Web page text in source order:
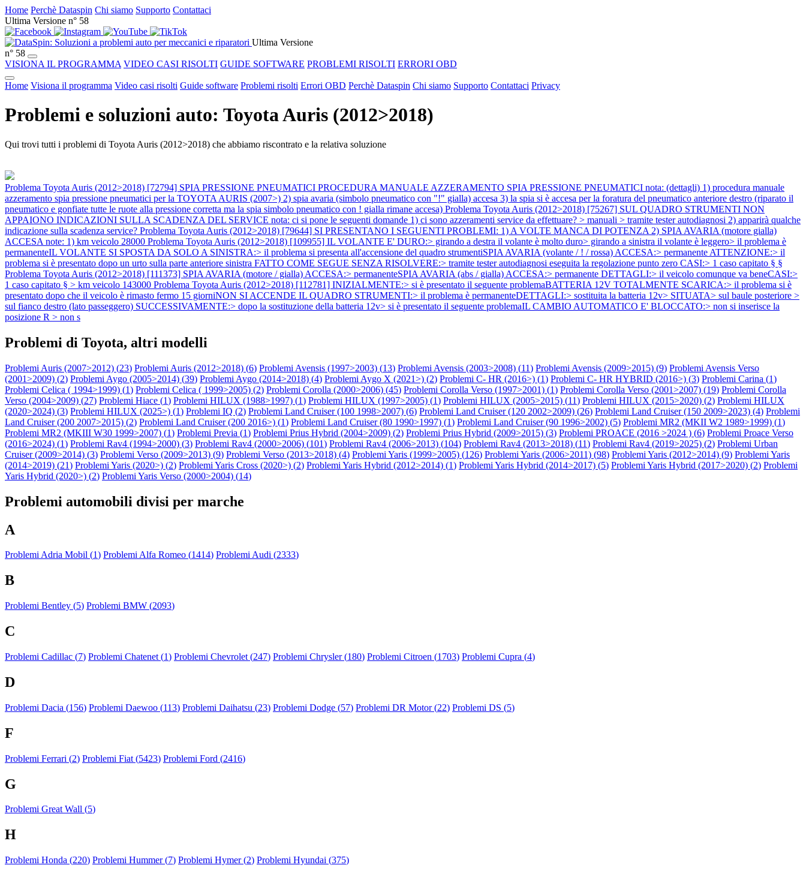
Home Perchè Dataspin Chi siamo Supporto Contattaci
Ultima Versione n° 58
Ultima Versione
n° 58
VISIONA IL PROGRAMMA VIDEO CASI RISOLTI GUIDE SOFTWARE PROBLEMI RISOLTI ERRORI OBD
Home Visiona il programma Video casi risolti Guide software Problemi risolti Errori OBD Perchè Dataspin Chi siamo Supporto Contattaci Privacy
Problemi e soluzioni auto: Toyota Auris (2012>2018)
Qui trovi tutti i problemi di Toyota Auris (2012>2018) che abbiamo riscontrato e la relativa soluzione
Problema Toyota Auris (2012>2018) [72794] SPIA PRESSIONE PNEUMATICI PROCEDURA MANUALE AZZERAMENTO SPIA PRESSIONE PNEUMATICI nota: (dettagli) 1) procedura manuale
azzeramento spia pressione pneumatici per la TOYOTA AURIS (2007>) 2) spia avaria (simbolo pneumatico con "!" gialla) accesa 3) la spia si è accesa per la foratura del pneumatico anteriore destro (riparato il
pneumatico e gonfiate tutte le ruote alla pressione corretta ma la spia simbolo pneumatico con ! gialla rimane accesa) Problema Toyota Auris (2012>2018) [75267] SUL QUADRO STRUMENTI NON
APPAIONO INDICAZIONI SULLA SCADENZA DEL SERVICE nota: ci si pone le seguenti domande 1) ci sono azzeramenti service da effettuare? > manuali > tramite tester autodiagnosi 2) apparirà qualche
indicazione sulla scadenza service? Problema Toyota Auris (2012>2018) [79644] SI PRESENTANO I SEGUENTI PROBLEMI: 1) A VOLTE MANCA DI POTENZA 2) SPIA AVARIA (motore gialla)
ACCESA note: 1) km veicolo 28000 Problema Toyota Auris (2012>2018) [109955] IL VOLANTE E' DURO:> girando a destra il volante è molto duro> girando a sinistra il volante è leggero> il problema è
permanenteIL VOLANTE SI SPOSTA DA SOLO A SINISTRA:> il problema si presenta all'accensione del quadro strumentiSPIA AVARIA (volante / ! / rossa) ACCESA:> permanente ATTENZIONE:> il
problema si è presentato dopo un urto sulla parte anteriore sinistra FATTO COME SEGUE SENZA RISOLVERE:> tramite tester autodiagnosi eseguita la regolazione punto zero CASI:> 1 caso capitato § §
Problema Toyota Auris (2012>2018) [111373] SPIA AVARIA (motore / gialla) ACCESA:> permanenteSPIA AVARIA (abs / gialla) ACCESA:> permanente DETTAGLI:> il veicolo comunque va beneCASI:>
1 caso capitato § > km veicolo 143000 Problema Toyota Auris (2012>2018) [112781] INIZIALMENTE:> si è presentato il seguente problemaBATTERIA 12V TOTALMENTE SCARICA:> il problema si è
presentato dopo che il veicolo è rimasto fermo 15 giorniNON SI ACCENDE IL QUADRO STRUMENTI:> il problema è permanenteDETTAGLI:> sostituita la batteria 12v> SITUATA> sul baule posteriore >
sul fianco destro (lato passeggero) SUCCESSIVAMENTE:> dopo la sostituzione della batteria 12v> si è presentato il seguente problemaIL CAMBIO AUTOMATICO E' BLOCCATO:> non si inserisce la
posizione R > non s
Problemi di Toyota, altri modelli
Problemi Auris (2007>2012) (23) Problemi Auris (2012>2018) (6) Problemi Avensis (1997>2003) (13) Problemi Avensis (2003>2008) (11) Problemi Avensis (2009>2015) (9) Problemi Avensis Verso
(2001>2009) (2) Problemi Aygo (2005>2014) (39) Problemi Aygo (2014>2018) (4) Problemi Aygo X (2021>) (2) Problemi C- HR (2016>) (1) Problemi C- HR HYBRID (2016>) (3) Problemi Carina (1)
Problemi Celica ( 1994>1999) (1) Problemi Celica ( 1999>2005) (2) Problemi Corolla (2000>2006) (45) Problemi Corolla Verso (1997>2001) (1) Problemi Corolla Verso (2001>2007) (19) Problemi Corolla
Verso (2004>2009) (27) Problemi Hiace (1) Problemi HILUX (1988>1997) (1) Problemi HILUX (1997>2005) (1) Problemi HILUX (2005>2015) (11) Problemi HILUX (2015>2020) (2) Problemi HILUX
(2020>2024) (3) Problemi HILUX (2025>) (1) Problemi IQ (2) Problemi Land Cruiser (100 1998>2007) (6) Problemi Land Cruiser (120 2002>2009) (26) Problemi Land Cruiser (150 2009>2023) (4) Problemi
Land Cruiser (200 2007>2015) (2) Problemi Land Cruiser (200 2016>) (1) Problemi Land Cruiser (80 1990>1997) (1) Problemi Land Cruiser (90 1996>2002) (5) Problemi MR2 (MKII W2 1989>1999) (1)
Problemi MR2 (MKIII W30 1999>2007) (1) Problemi Previa (1) Problemi Prius Hybrid (2004>2009) (2) Problemi Prius Hybrid (2009>2015) (3) Problemi PROACE (2016 >2024 ) (6) Problemi Proace Verso
(2016>2024) (1) Problemi Rav4 (1994>2000) (3) Problemi Rav4 (2000>2006) (101) Problemi Rav4 (2006>2013) (104) Problemi Rav4 (2013>2018) (11) Problemi Rav4 (2019>2025) (2) Problemi Urban
Cruiser (2009>2014) (3) Problemi Verso (2009>2013) (9) Problemi Verso (2013>2018) (4) Problemi Yaris (1999>2005) (126) Problemi Yaris (2006>2011) (98) Problemi Yaris (2012>2014) (9) Problemi Yaris
(2014>2019) (21) Problemi Yaris (2020>) (2) Problemi Yaris Cross (2020>) (2) Problemi Yaris Hybrid (2012>2014) (1) Problemi Yaris Hybrid (2014>2017) (5) Problemi Yaris Hybrid (2017>2020) (2) Problemi
Yaris Hybrid (2020>) (2) Problemi Yaris Verso (2000>2004) (14)
Problemi automobili divisi per marche
A
Problemi Adria Mobil (1) Problemi Alfa Romeo (1414) Problemi Audi (2333)
B
Problemi Bentley (5) Problemi BMW (2093)
C
Problemi Cadillac (7) Problemi Chatenet (1) Problemi Chevrolet (247) Problemi Chrysler (180) Problemi Citroen (1703) Problemi Cupra (4)
D
Problemi Dacia (156) Problemi Daewoo (113) Problemi Daihatsu (23) Problemi Dodge (57) Problemi DR Motor (22) Problemi DS (5)
F
Problemi Ferrari (2) Problemi Fiat (5423) Problemi Ford (2416)
G
Problemi Great Wall (5)
H
Problemi Honda (220) Problemi Hummer (7) Problemi Hymer (2) Problemi Hyundai (375)